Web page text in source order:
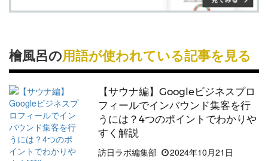
檜風呂の用語が使われている記事を見る
【サウナ編】Googleビジネスプロ
フィールでインバウンド集客を行
うには？4つのポイントでわかりや
すく解説
訪日ラボ編集部
2024年10月21日